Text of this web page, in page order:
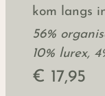
kom langs
56%
10% lurex,
€ 17,95